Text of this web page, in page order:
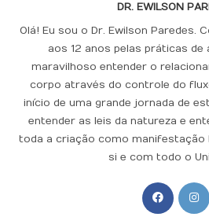
DR. EWILSON
Olá! Eu sou o Dr. Ewilson Paredes.
aos 12 anos pelas práticas de
maravilhoso entender o
corpo através do controle do
início de uma grande jornada de
entender as leis da natureza e
toda a criação como manifestação
si e com todo o